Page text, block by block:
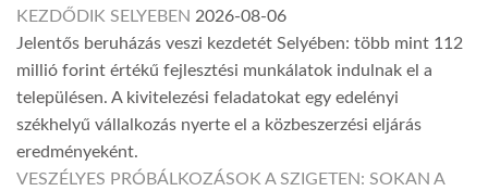
KEZDŐDIK SELYEBEN 2026-08-06
Jelentős beruházás veszi kezdetét Selyében: több mint 112
millió forint értékű fejlesztési munkálatok indulnak el a
településen. A kivitelezési feladatokat egy edelényi
székhelyű vállalkozás nyerte el a közbeszerzési eljárás
eredményeként.
VESZÉLYES PRÓBÁLKOZÁSOK A SZIGETEN: SOKAN A